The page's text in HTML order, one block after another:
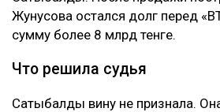
Жунусова остался долг перед
сумму более 8 млрд тенге.
Что решила судья
Сатыбалды вину не признала.